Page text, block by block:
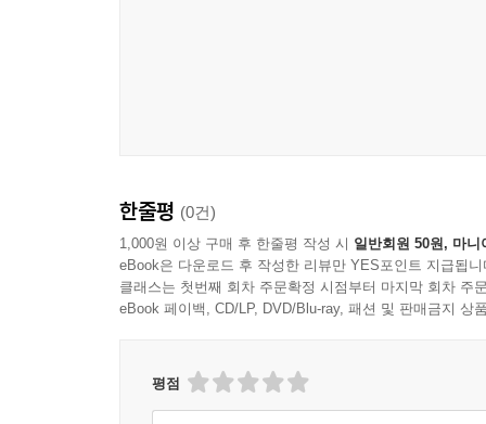
한줄평 (0건)
1,000원 이상 구매 후 한줄평 작성 시 일반회원 50원, 마니
eBook은 다운로드 후 작성한 리뷰만 YES포인트 지급됩니
클래스는 첫번째 회차 주문확정 시점부터 마지막 회차 주
eBook 페이백, CD/LP, DVD/Blu-ray, 패션 및 판매금지 상
평점